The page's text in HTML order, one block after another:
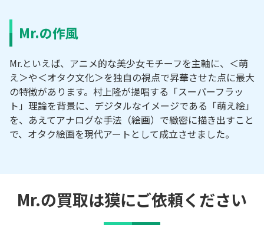
Mr.の作風
Mr.といえば、アニメ的な美少女モチーフを主軸に、＜萌
え＞や＜オタク文化＞を独自の視点で昇華させた点に最大
の特徴があります。村上隆が提唱する「スーパーフラッ
ト」理論を背景に、デジタルなイメージである「萌え絵」
を、あえてアナログな手法（絵画）で緻密に描き出すこと
で、オタク絵画を現代アートとして成立させました。
Mr.の買取は獏にご依頼ください